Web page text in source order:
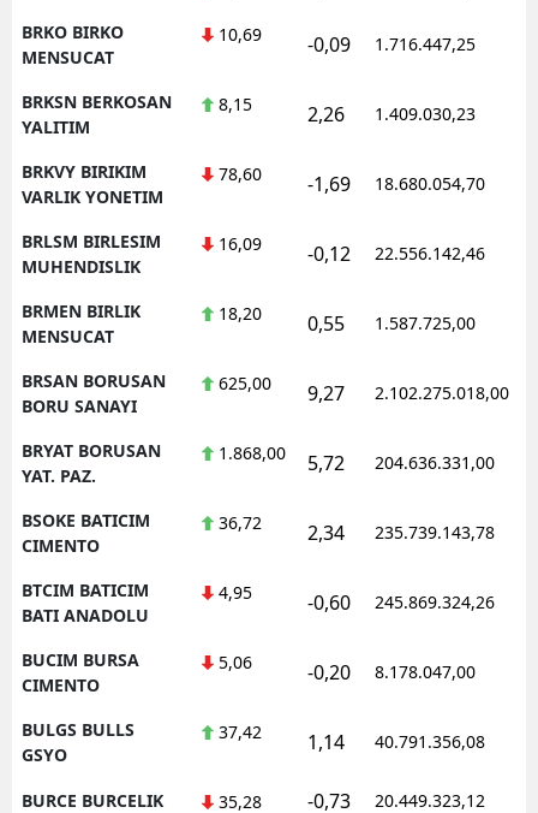
BRKO BIRKO
MENSUCAT
10,69 -0,09 1.716.447,25
BRKSN BERKOSAN
YALITIM
8,15 2,26 1.409.030,23
BRKVY BIRIKIM
VARLIK YONETIM
78,60 -1,69 18.680.054,70
BRLSM BIRLESIM
MUHENDISLIK
16,09 -0,12 22.556.142,46
BRMEN BIRLIK
MENSUCAT
18,20 0,55 1.587.725,00
BRSAN BORUSAN
BORU SANAYI
625,00 9,27 2.102.275.018,00
BRYAT BORUSAN
YAT. PAZ.
1.868,00 5,72 204.636.331,00
BSOKE BATICIM
CIMENTO
36,72 2,34 235.739.143,78
BTCIM BATICIM
BATI ANADOLU
4,95 -0,60 245.869.324,26
BUCIM BURSA
CIMENTO
5,06 -0,20 8.178.047,00
BULGS BULLS
GSYO
37,42 1,14 40.791.356,08
BURCE BURCELIK 35,28 -0,73 20.449.323,12